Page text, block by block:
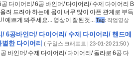
다이어리/ 6공 바인더/ 다이어리/ 수제 다이어리 B
려 드려야 하는데 몸이 너무 많이 아픈 관계로 부득
예쁘게 봐주세요... 영상이 잘된것...Tag: 작업영상
6공바인더/ 다이어리/ 수제 다이어리/ 핸드메
한 다이어리 ( 구일스 크래프트 | 23-01-20 21:50 )
바인더/ 수제 다이어리/ 다이어리/ 돌라로 6공 다